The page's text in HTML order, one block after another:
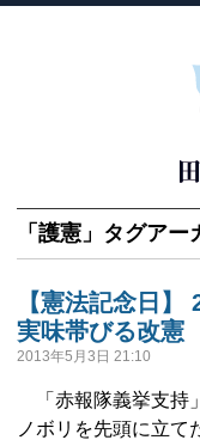
「 護憲 」タグアー
【憲法記念日
実味帯びる改憲
2013年5月3日 21:10
「赤報隊義挙支持
ノボリを先頭に立て